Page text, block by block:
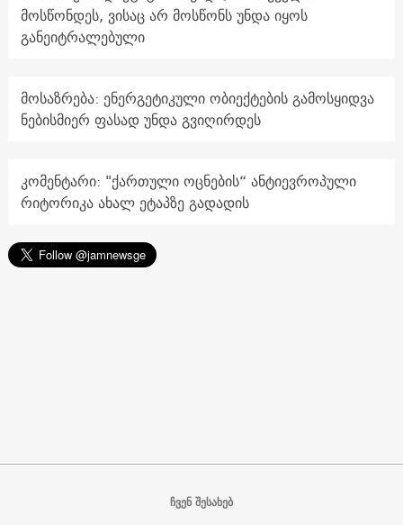
მოსწონდეს, ვისაც არ მოსწონს უნდა იყოს
განეიტრალებული
მოსაზრება: ენერგეტიკული ობიექტების გამოსყიდვა
ნებისმიერ ფასად უნდა გვიღირდეს
კომენტარი: "ქართული ოცნების“ ანტიევროპული
რიტორიკა ახალ ეტაპზე გადადის
ჩვენ შესახებ